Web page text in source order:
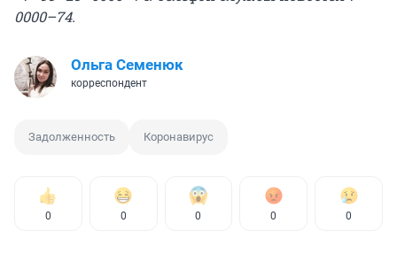
0000–74.
Ольга Семенюк
корреспондент
Задолженность Коронавирус
0 0 0 0 0